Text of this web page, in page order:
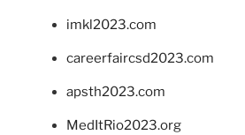
imkl2023.com
careerfaircsd2023.com
apsth2023.com
MedItRio2023.org